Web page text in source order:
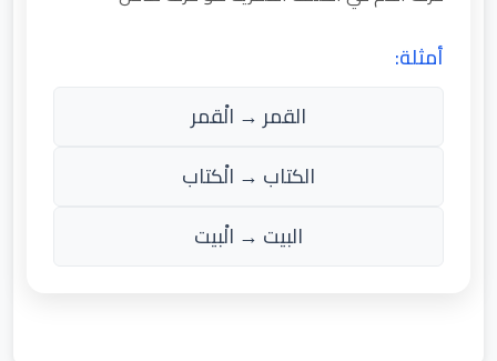
أمثلة:
القمر → الْقمر
الكتاب → الْكتاب
البيت → الْبيت